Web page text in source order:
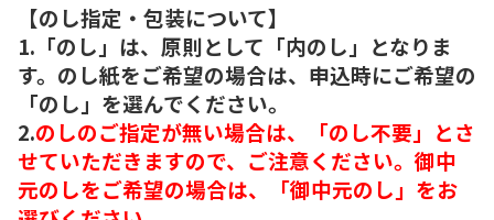
【のし指定・包装について】
1.「のし」は、原則として「内のし」となりま
す。のし紙をご希望の場合は、申込時にご希望の
「のし」を選んでください。
2.のしのご指定が無い場合は、「のし不要」とさ
せていただきますので、ご注意ください。御中
元のしをご希望の場合は、「御中元のし」をお